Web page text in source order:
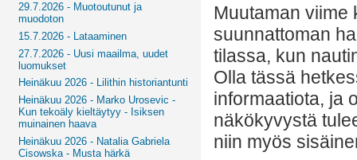
29.7.2026 - Muotoutunut ja
muodoton
15.7.2026 - Lataaminen
27.7.2026 - Uusi maailma, uudet
luomukset
Heinäkuu 2026 - Lilithin historiantunti
Heinäkuu 2026 - Marko Urosevic -
Kun tekoäly kieltäytyy - Isiksen
muinainen haava
Heinäkuu 2026 - Natalia Gabriela
Cisowska - Musta härkä
Muutaman viime
suunnattoman
tilassa, kun
Olla tässä
informaatiota, ja
näkökyvystä
niin myös